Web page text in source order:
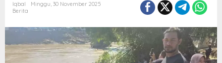
Iqbal
Minggu, 30 November 2025
Berita